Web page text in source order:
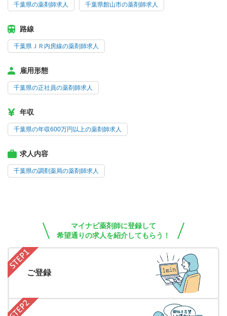
千葉県の薬剤師求人 千葉県館山市の薬剤師求人
路線
千葉県ＪＲ内房線の薬剤師求人
雇用形態
千葉県の正社員の薬剤師求人
年収
千葉県の年収600万円以上の薬剤師求人
求人内容
千葉県の調剤薬局の薬剤師求人
マイナビ薬剤師に登録して
希望通りの求人を紹介してもらう！
ご登録